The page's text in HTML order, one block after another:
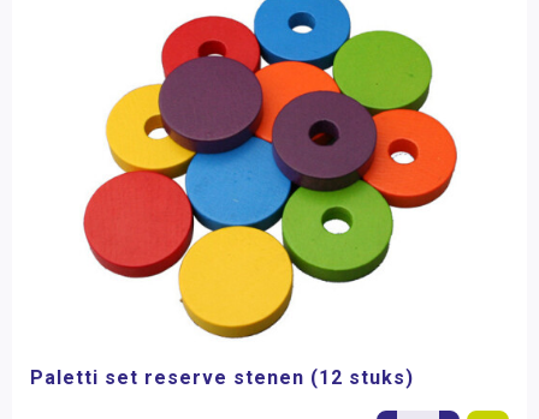
Paletti set reserve stenen (12 stuks)